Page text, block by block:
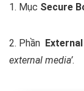
1. Mục Secure
2. Phần
external media’.